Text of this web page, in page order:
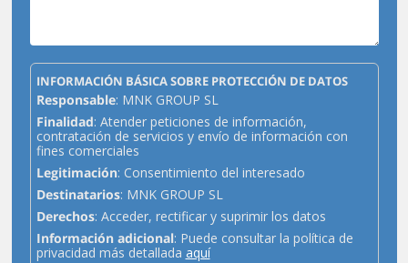
INFORMACIÓN BÁSICA SOBRE PROTECCIÓN DE DATOS
Responsable: MNK GROUP SL
Finalidad: Atender peticiones de información,
contratación de servicios y envío de información con
fines comerciales
Legitimación: Consentimiento del interesado
Destinatarios: MNK GROUP SL
Derechos: Acceder, rectificar y suprimir los datos
Información adicional: Puede consultar la política de
privacidad más detallada aquí